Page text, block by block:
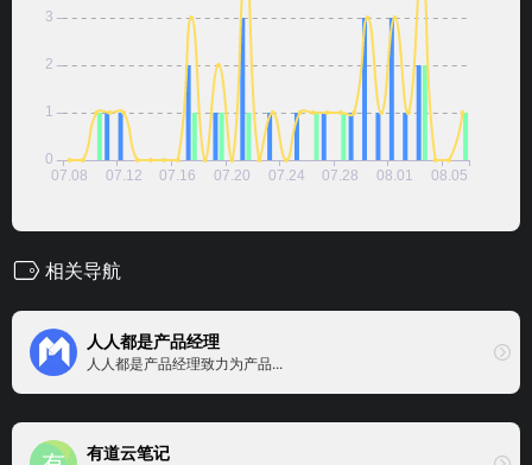
相关导航
人人都是产品经理
人人都是产品经理致力为产品...
有道云笔记